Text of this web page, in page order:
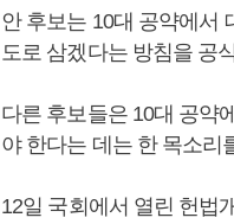
안 후보는 10대 공약에서
도로 삼겠다는 방침을 공
다른 후보들은 10대 공약
야 한다는 데는 한 목소리
12일 국회에서 열린 헌법